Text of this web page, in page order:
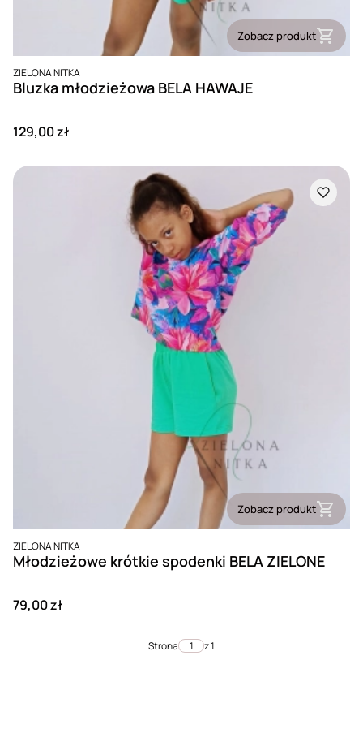
Zobacz produkt
PRODUCENT
ZIELONA NITKA
Bluzka młodzieżowa BELA HAWAJE
Cena
129,00 zł
Zobacz produkt
PRODUCENT
ZIELONA NITKA
Młodzieżowe krótkie spodenki BELA ZIELONE
Cena
79,00 zł
Strona z 1